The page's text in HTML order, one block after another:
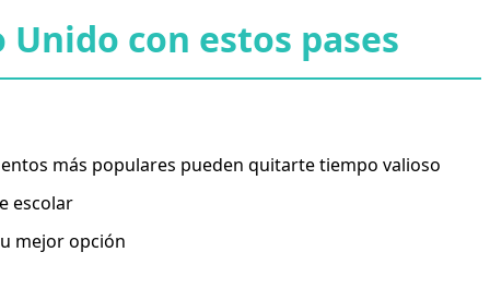
con estos pases
más populares pueden quitarte tiempo valioso
escolar
mejor opción